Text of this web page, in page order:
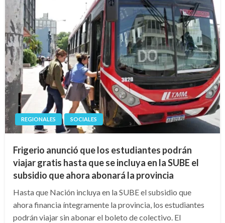
REGIONALES SOCIALES
Frigerio anunció que los estudiantes podrán
viajar gratis hasta que se incluya en la SUBE el
subsidio que ahora abonará la provincia
Hasta que Nación incluya en la SUBE el subsidio que
ahora financia íntegramente la provincia, los estudiantes
podrán viajar sin abonar el boleto de colectivo. El